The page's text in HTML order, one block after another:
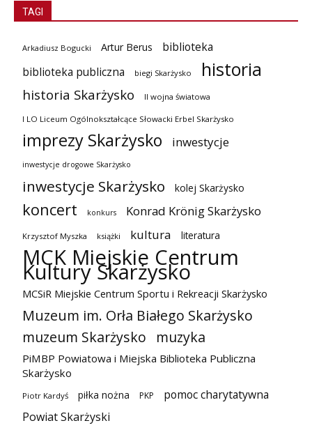
TAGI
Arkadiusz Bogucki Artur Berus
biblioteka
biblioteka publiczna
biegi Skarżysko historia
historia Skarżysko II wojna światowa
I LO Liceum Ogólnokształcące Słowacki Erbel Skarżysko
imprezy Skarżysko inwestycje
inwestycje drogowe Skarżysko
inwestycje Skarżysko kolej Skarżysko
koncert konkurs Konrad Krönig Skarżysko
Krzysztof Myszka książki kultura literatura
MCK Miejskie Centrum
Kultury Skarżysko
MCSiR Miejskie Centrum Sportu i Rekreacji Skarżysko
Muzeum im. Orła Białego Skarżysko
muzeum Skarżysko
muzyka
PiMBP Powiatowa i Miejska Biblioteka Publiczna
Skarżysko
Piotr Kardyś piłka nożna PKP
pomoc charytatywna
Powiat Skarżyski